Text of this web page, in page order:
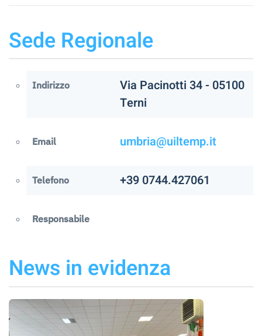
Sede Regionale
Indirizzo
Via Pacinotti 34 - 05100
Terni
Email umbria@uiltemp.it
Telefono +39 0744.427061
Responsabile
News in evidenza